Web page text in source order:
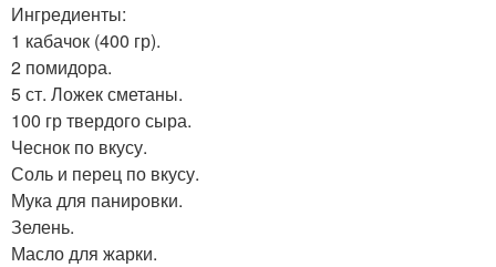
Ингредиенты:
1 кабачок (400 гр).
2 помидора.
5 ст. Ложек сметаны.
100 гр твердого сыра.
Чеснок по вкусу.
Соль и перец по вкусу.
Мука для панировки.
Зелень.
Масло для жарки.